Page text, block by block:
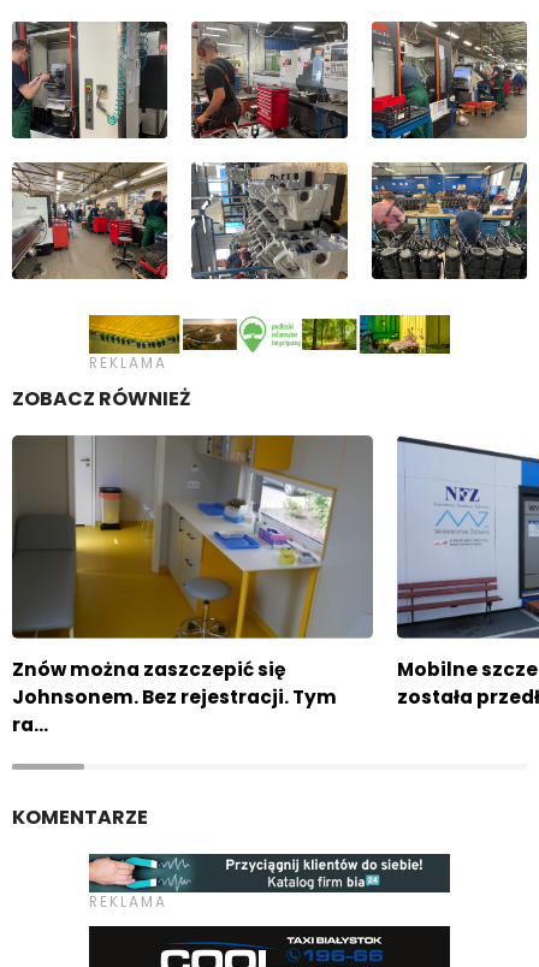
ZOBACZ RÓWNIEŻ
Znów można zaszczepić się
Johnsonem. Bez rejestracji. Tym
ra…
Mobilne
została
KOMENTARZE